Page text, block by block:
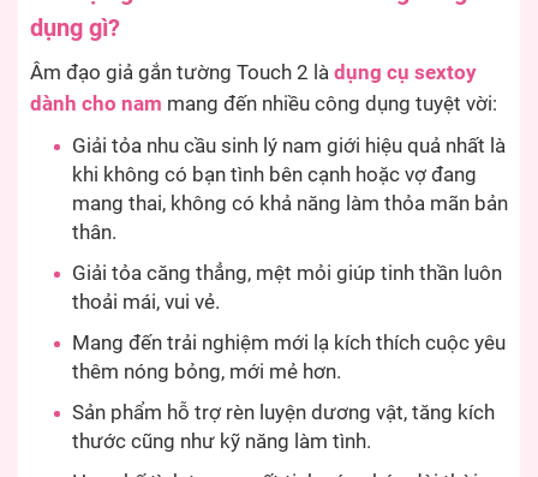
dụng gì?
Âm đạo giả gắn tường Touch 2 là dụng cụ sextoy
dành cho nam mang đến nhiều công dụng tuyệt vời:
Giải tỏa nhu cầu sinh lý nam giới hiệu quả nhất là
khi không có bạn tình bên cạnh hoặc vợ đang
mang thai, không có khả năng làm thỏa mãn bản
thân.
Giải tỏa căng thẳng, mệt mỏi giúp tinh thần luôn
thoải mái, vui vẻ.
Mang đến trải nghiệm mới lạ kích thích cuộc yêu
thêm nóng bỏng, mới mẻ hơn.
Sản phẩm hỗ trợ rèn luyện dương vật, tăng kích
thước cũng như kỹ năng làm tình.